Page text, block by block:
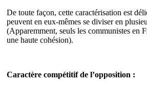
De toute façon, cette caractérisation est
peuvent en eux-mêmes se diviser en
(Apparemment, seuls les communistes en
une haute cohésion).
Caractère compétitif de l’opposition :